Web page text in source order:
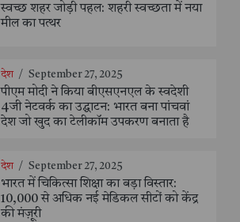
स्वच्छ शहर जोड़ी पहल: शहरी स्वच्छता में नया
मील का पत्थर
देश / September 27, 2025
पीएम मोदी ने किया बीएसएनएल के स्वदेशी
4जी नेटवर्क का उद्घाटन: भारत बना पांचवां
देश जो खुद का टेलीकॉम उपकरण बनाता है
देश / September 27, 2025
भारत में चिकित्सा शिक्षा का बड़ा विस्तार:
10,000 से अधिक नई मेडिकल सीटों को केंद्र
की मंज़ूरी